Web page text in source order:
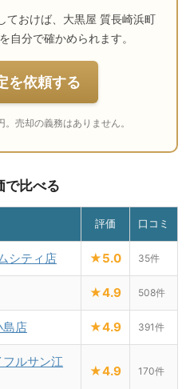
ておけば、大黒屋 質長崎浜町
自分で確かめられます。
を依頼する
売却の義務はありません。
で比べる
評価 口コミ
シティ店 ★5.0 35件
★4.9 508件
島店 ★4.9 391件
ルサン江
★4.9 170件